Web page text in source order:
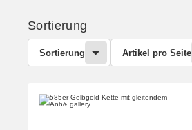
Sortierung
Sortierung Artikel pro Seite